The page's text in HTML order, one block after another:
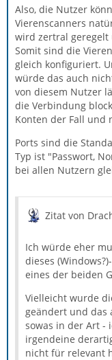
Also, die Nutzer
Vierenscanners
wird zertral
Somit sind die
gleich konfiguriert.
würde das auch
von diesem Nutzer
die Verbindung
Konten der Fall und
Ports sind die
Typ ist "Passwort,
bei allen Nutzern
Zitat von
Ich würde eher
dieses
eines der beiden
Vielleicht wurde
geändert und
sowas in der Art -
irgendeine
nicht für relevant